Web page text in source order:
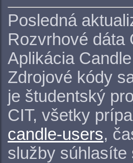
Posledná
Rozvrhové dáta
Aplikácia
Zdrojové kódy
je študentský
CIT, všetky
candle-users,
služby súhlasíte